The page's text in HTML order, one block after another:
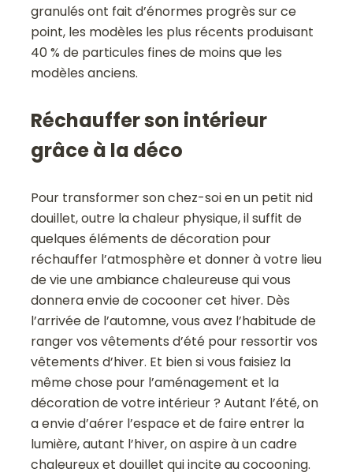
granulés ont fait d’énormes progrès sur ce
point, les modèles les plus récents produisant
40 % de particules fines de moins que les
modèles anciens.
Réchauffer son intérieur
grâce à la déco
Pour transformer son chez-soi en un petit nid
douillet, outre la chaleur physique, il suffit de
quelques éléments de décoration pour
réchauffer l’atmosphère et donner à votre lieu
de vie une ambiance chaleureuse qui vous
donnera envie de cocooner cet hiver. Dès
l’arrivée de l’automne, vous avez l’habitude de
ranger vos vêtements d’été pour ressortir vos
vêtements d’hiver. Et bien si vous faisiez la
même chose pour l’aménagement et la
décoration de votre intérieur ? Autant l’été, on
a envie d’aérer l’espace et de faire entrer la
lumière, autant l’hiver, on aspire à un cadre
chaleureux et douillet qui incite au cocooning.